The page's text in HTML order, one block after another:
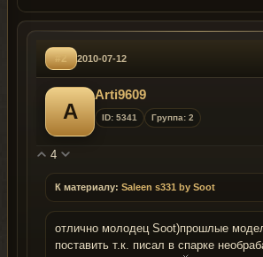
#2 2010-07-12
A
Arti9609
ID: 5341 Группа: 2
4
К материалу: Saleen s331 by Soot
отлично молодец Soot)прошлые
поставить т.к. писал в спарке